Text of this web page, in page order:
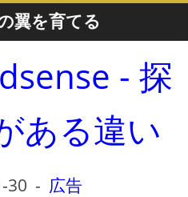
翼を育てる
- 探
ある違い
30 - 広告